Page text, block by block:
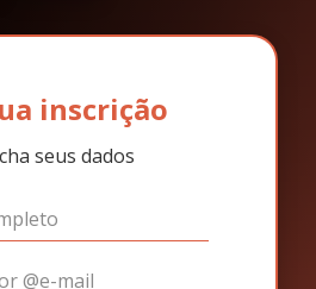
inscrição
seus dados